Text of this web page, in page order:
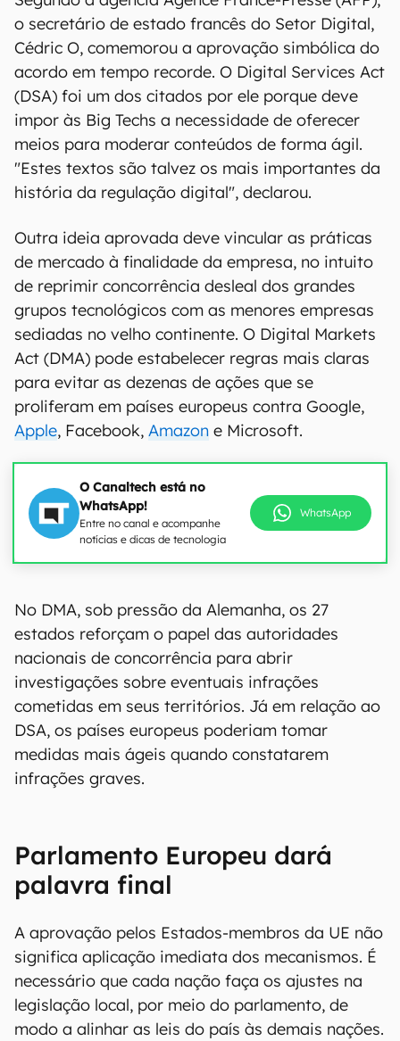
o secretário de estado francês do Setor Digital,
Cédric O, comemorou a aprovação simbólica do
acordo em tempo recorde. O Digital Services Act
(DSA) foi um dos citados por ele porque deve
impor às Big Techs a necessidade de oferecer
meios para moderar conteúdos de forma ágil.
"Estes textos são talvez os mais importantes da
história da regulação digital", declarou.
Outra ideia aprovada deve vincular as práticas
de mercado à finalidade da empresa, no intuito
de reprimir concorrência desleal dos grandes
grupos tecnológicos com as menores empresas
sediadas no velho continente. O Digital Markets
Act (DMA) pode estabelecer regras mais claras
para evitar as dezenas de ações que se
proliferam em países europeus contra Google,
Apple, Facebook, Amazon e Microsoft.
O Canaltech está no
WhatsApp!
Entre no canal e acompanhe
notícias e dicas de tecnologia
WhatsApp
00:00/20:46
estados reforçam o papel das autoridades
nacionais de concorrência para abrir
investigações sobre eventuais infrações
DSA, os países europeus poderiam tomar
medidas mais ágeis quando constatarem
infrações graves.